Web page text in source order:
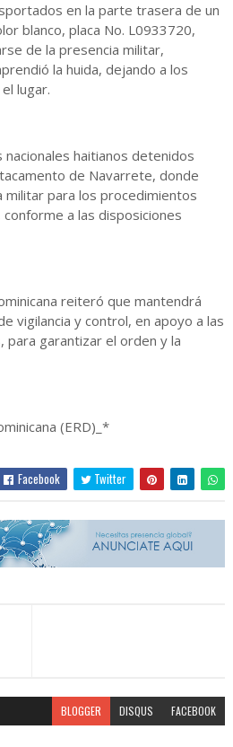
en la parte trasera de un
blanco, placa No. L0933720,
de la presencia militar,
la huida, dejando a los
lugar.
haitianos detenidos
de Navarrete, donde
militar para los procedimientos
a las disposiciones
reiteró que mantendrá
vigilancia y control, en apoyo a las
garantizar el orden y la
(ERD)_*
Facebook Twitter
BLOGGER DISQUS FACEBOOK